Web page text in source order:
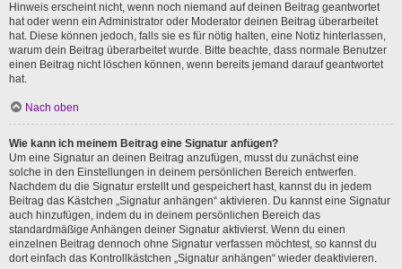
Hinweis erscheint nicht, wenn noch niemand auf deinen Beitrag geantwortet
hat oder wenn ein Administrator oder Moderator deinen Beitrag überarbeitet
hat. Diese können jedoch, falls sie es für nötig halten, eine Notiz hinterlassen,
warum dein Beitrag überarbeitet wurde. Bitte beachte, dass normale Benutzer
einen Beitrag nicht löschen können, wenn bereits jemand darauf geantwortet
hat.
Nach oben
Wie kann ich meinem Beitrag eine Signatur anfügen?
Um eine Signatur an deinen Beitrag anzufügen, musst du zunächst eine
solche in den Einstellungen in deinem persönlichen Bereich entwerfen.
Nachdem du die Signatur erstellt und gespeichert hast, kannst du in jedem
Beitrag das Kästchen „Signatur anhängen“ aktivieren. Du kannst eine Signatur
auch hinzufügen, indem du in deinem persönlichen Bereich das
standardmäßige Anhängen deiner Signatur aktivierst. Wenn du einen
einzelnen Beitrag dennoch ohne Signatur verfassen möchtest, so kannst du
dort einfach das Kontrollkästchen „Signatur anhängen“ wieder deaktivieren.